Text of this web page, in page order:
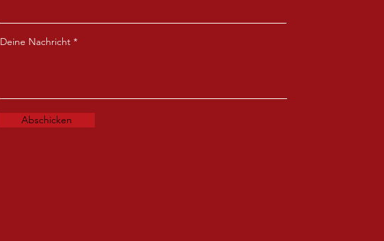
Deine Nachricht
Abschicken